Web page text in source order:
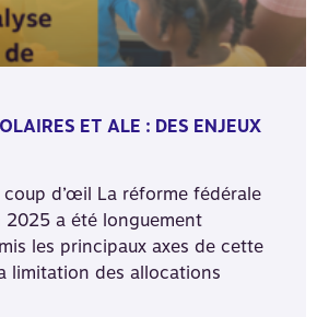
ET ALE : DES ENJEUX
coup d’œil La réforme fédérale
2025 a été longuement
les principaux axes de cette
limitation des allocations